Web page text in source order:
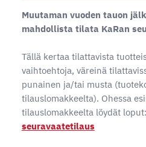
Muutaman vuoden tauon
mahdollista tilata KaRan
Tällä kertaa tilattavista
vaihtoehtoja, väreinä
punainen ja/tai musta
tilauslomakkeelta). Ohessa
tilauslomakkeelta löydät loput:
seuravaatetilaus